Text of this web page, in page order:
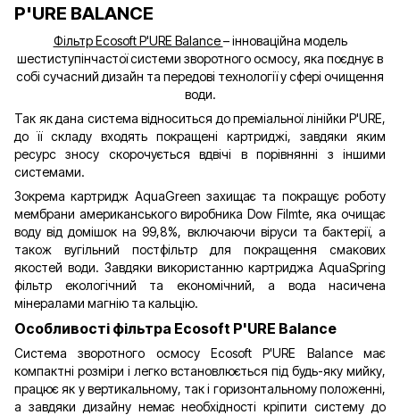
P'URE BALANCE
Фільтр Ecosoft P'URE Balance– інноваційна модель
шестиступінчастої системи зворотного осмосу, яка поєднує в
собі сучасний дизайн та передові технології у сфері очищення
води.
Так як дана система відноситься до преміальної лінійки P'URE,
до її складу входять покращені картриджі, завдяки яким
ресурс зносу скорочується вдвічі в порівнянні з іншими
системами.
Зокрема картридж AquaGreen захищає та покращує роботу
мембрани американського виробника Dow Filmte, яка очищає
воду від домішок на 99,8%, включаючи віруси та бактерії, а
також вугільний постфільтр для покращення смакових
якостей води. Завдяки використанню картриджа AquaSpring
фільтр екологічний та економічний, а вода насичена
мінералами магнію та кальцію.
Особливості фільтра Ecosoft P'URE Balance
Система зворотного осмосу Ecosoft P'URE Balance має
компактні розміри і легко встановлюється під будь-яку мийку,
працює як у вертикальному, так і горизонтальному положенні,
а завдяки дизайну немає необхідності кріпити систему до